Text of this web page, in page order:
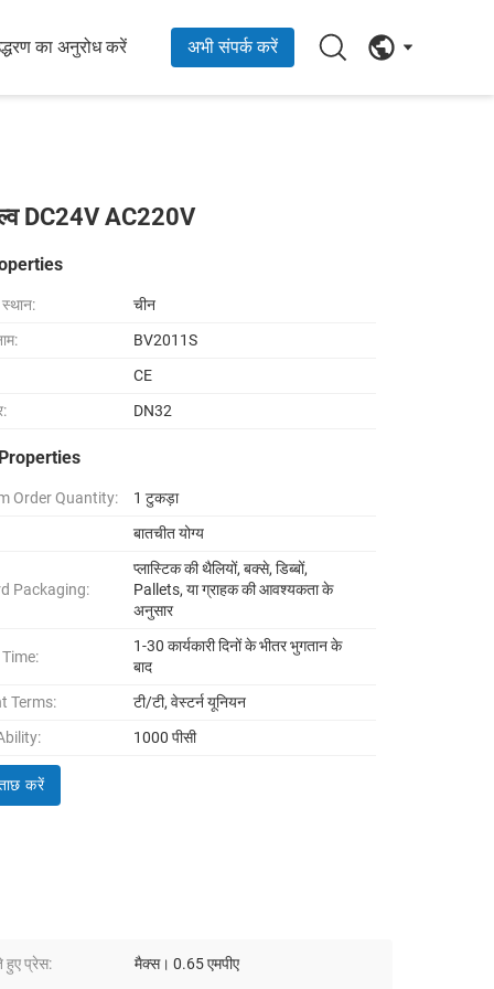
का अनुरोध करें अभी संपर्क करें
DC24V AC220V
स्थान:
चीन
BV2011S
CE
DN32
Order Quantity:
1 टुकड़ा
बातचीत योग्य
Packaging:
प्लास्टिक की थैलियों, बक्से, डिब्बों,
Pallets, या ग्राहक की आवश्यकता के
अनुसार
1-30 कार्यकारी दिनों के भीतर भुगतान के
बाद
Terms:
टी/टी, वेस्टर्न यूनियन
1000 पीसी
करें
हुए प्रेस: मैक्स। 0.65 एमपीए